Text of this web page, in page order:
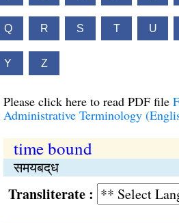
Q R S T U
Y Z
Please click here to read PDF file
Administrative Terminology
time bound
समयबद्‌ध
: